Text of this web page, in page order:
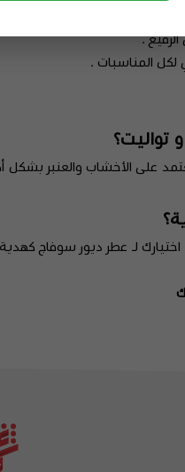
والرقي .
.
المناسبات .
تواليت؟
على الأخشاب والعنبر بشكل
اختيارك لـ عطر ديور سوفاج